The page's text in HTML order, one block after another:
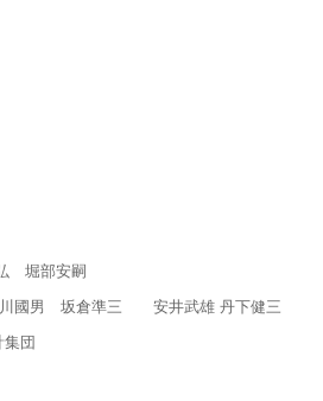
堀部安嗣
國男 坂倉準三 安井武雄 丹下健三
団